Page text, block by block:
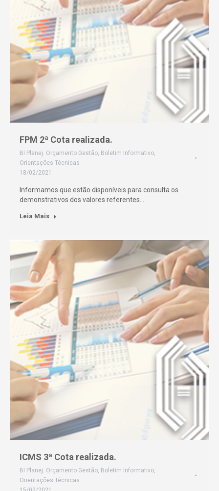
FPM 2ª Cota realizada.
BI Planej. Orçamento Gestão, Boletim Informativo,
Orientações Técnicas
18/02/2021
Informamos que estão disponíveis para consulta os
demonstrativos dos valores referentes…
Leia Mais
ICMS 3ª Cota realizada.
BI Planej. Orçamento Gestão, Boletim Informativo,
Orientações Técnicas